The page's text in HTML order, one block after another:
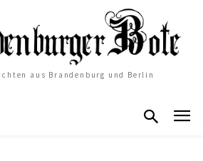
aus Brandenburg und Berlin